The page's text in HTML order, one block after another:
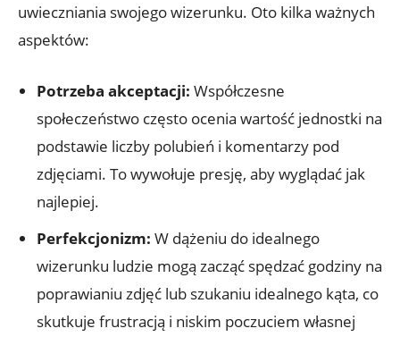
uwieczniania swojego wizerunku. Oto kilka ważnych
aspektów:
Potrzeba akceptacji: Współczesne
społeczeństwo często ocenia wartość jednostki na
podstawie liczby polubień i komentarzy pod
zdjęciami. To wywołuje presję, aby wyglądać jak
najlepiej.
Perfekcjonizm: W dążeniu do idealnego
wizerunku ludzie mogą zacząć spędzać godziny na
poprawianiu zdjęć⁣ lub szukaniu idealnego​ kąta, co
skutkuje‍ frustracją‌ i niskim poczuciem własnej